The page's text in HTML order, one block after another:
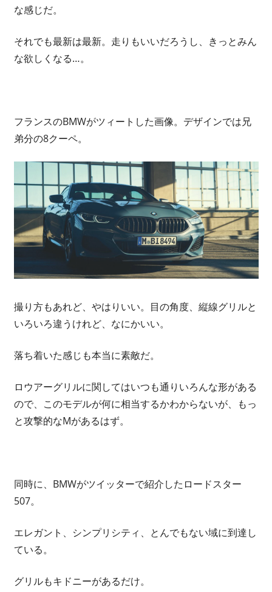
な感じだ。
それでも最新は最新。走りもいいだろうし、きっとみん
な欲しくなる…。
フランスのBMWがツィートした画像。デザインでは兄
弟分の8クーペ。
撮り方もあれど、やはりいい。目の角度、縦線グリルと
いろいろ違うけれど、なにかいい。
落ち着いた感じも本当に素敵だ。
ロウアーグリルに関してはいつも通りいろんな形がある
ので、このモデルが何に相当するかわからないが、もっ
と攻撃的なMがあるはず。
同時に、BMWがツイッターで紹介したロードスター
507。
エレガント、シンプリシティ、とんでもない域に到達し
ている。
グリルもキドニーがあるだけ。